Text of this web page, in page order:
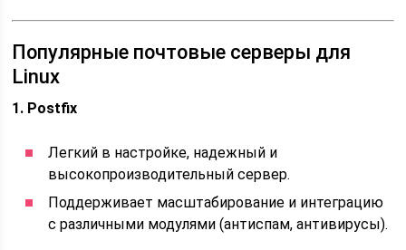
Популярные почтовые серверы для
Linux
1. Postfix
Легкий в настройке, надежный и
высокопроизводительный сервер.
Поддерживает масштабирование и интеграцию
с различными модулями (антиспам, антивирусы).